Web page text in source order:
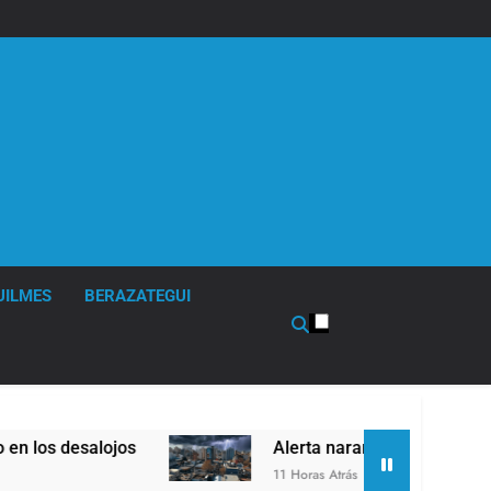
BERAZATEGUI
Alerta naranja en Quilmes por tormentas severas
11 Horas Atrás